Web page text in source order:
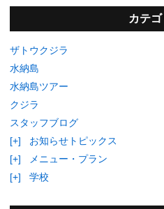
カテ
ザトウクジラ
水納島
水納島ツアー
クジラ
スタッフブログ
[+]
お知らせトピックス
[+]
メニュー・プラン
[+]
学校